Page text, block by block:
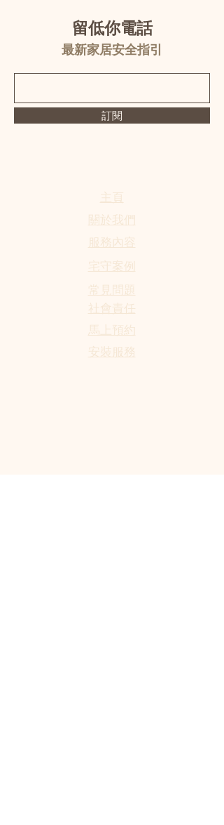
留低你電話
最新家居安全指引
訂閱
​主頁
關於我們
服務內容
宅守案例
​常見問題
社會責任
馬上預約
​安裝服務